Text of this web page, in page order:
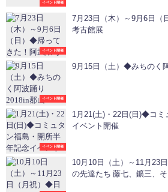
イベント開催
イベント開催
7月23日（木）～9月6日
考古館展
イベント開催
9月15日（土）◆みちのく
イベント開催
1月21(土)・22日(日)◆コミ
イベント開催
10月10日（土）～11月23
の先達たち 藤七、鑛三、